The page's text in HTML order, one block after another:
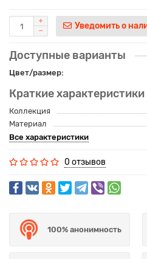
Уведомить о
Доступные варианты
Цвет/размер:
Краткие характеристики
Коллекция
Материал
Все характеристики
0 отзывов
100% анонимность